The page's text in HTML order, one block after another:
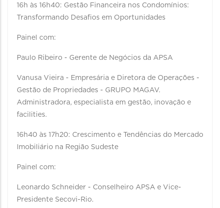
16h às 16h40: Gestão Financeira nos Condomínios:
Transformando Desafios em Oportunidades
Painel com:
Paulo Ribeiro - Gerente de Negócios da APSA
Vanusa Vieira - Empresária e Diretora de Operações -
Gestão de Propriedades - GRUPO MAGAV.
Administradora, especialista em gestão, inovação e
facilities.
16h40 às 17h20: Crescimento e Tendências do Mercado
Imobiliário na Região Sudeste
Painel com:
Leonardo Schneider - Conselheiro APSA e Vice-
Presidente Secovi-Rio.